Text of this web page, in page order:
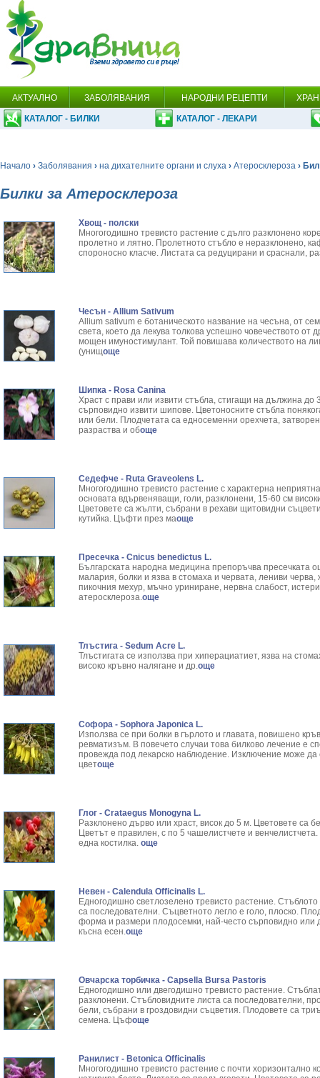
АКТУАЛНО ЗАБОЛЯВАНИЯ НАРОДНИ РЕЦЕПТИ
КАТАЛОГ - БИЛКИ КАТАЛОГ - ЛЕКАРИ
Начало › Заболявания › на дихателните органи и слуха › Атеросклероза ›
Билки за Атеросклероза
Хвощ - полски
Многогодишно тревисто растение с дълго разклонено
пролетно и лятно. Пролетното стъбло е неразклонено,
спороносно класче. Листата са редуцирани и сраснали,
Чесън - Allium Sativum
Allium sativum е ботаническото название на чесъна, от
света, което да лекува толкова успешно човечеството
мощен имуностимулант. Той повишава количеството на
(унищоще
Шипка - Rosa Canina
Храст с прави или извити стъбла, стигащи на дължина до
сърповидно извити шипове. Цветоносните стъбла
или бели. Плодчетата са едносеменни орехчета,
разраства и обоще
Седефче - Ruta Graveolens L.
Многогодишно тревисто растение с характерна
основата вдървеняващи, голи, разклонени, 15-60 см
Цветовете са жълти, събрани в рехави щитовидни
кутийка. Цъфти през маоще
Пресечка - Cnicus benedictus L.
Българската народна медицина препоръчва пресечката
малария, болки и язва в стомаха и червата, лениви
пикочния мехур, мъчно уриниране, нервна слабост,
атеросклероза.още
Тлъстига - Sedum Acre L.
Тлъстигата се използва при хиперациатиет, язва на
високо кръвно налягане и др.още
Софора - Sophora Japonica L.
Използва се при болки в гърлото и главата, повишено
ревматизъм. В повечето случаи това билково лечение е
провежда под лекарско наблюдение. Изключение може
цветоще
Глог - Crataegus Monogyna L.
Разклонено дърво или храст, висок до 5 м. Цветовете са
Цветът е правилен, с по 5 чашелистчете и
една костилка. още
Невен - Calendula Officinalis L.
Едногодишно светлозелено тревисто растение.
са последователни. Съцветното легло е голо, плоско.
форма и размери плодосемки, най-често сърповидно
късна есен.още
Овчарска торбичка - Capsella Bursa Pastoris
Едногодишно или двегодишно тревисто растение.
разклонени. Стъбловидните листа са последователни,
бели, събрани в гроздовидни съцветия. Плодовете са
семена. Цъфоще
Ранилист - Betonica Officinalis
Многогодишно тревисто растение с почти хоризонтално